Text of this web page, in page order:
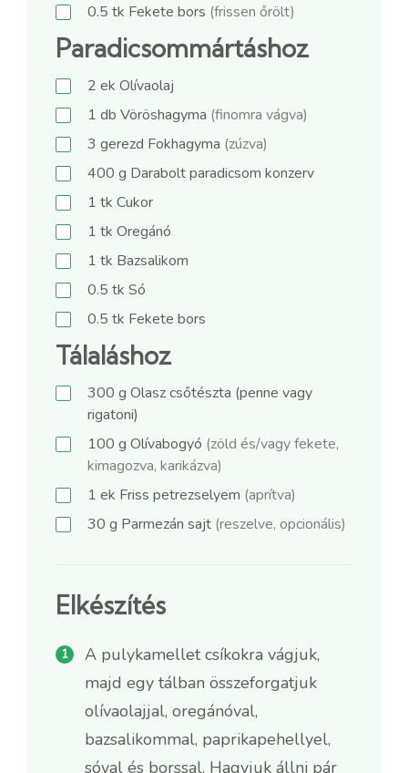
0.5 tk Fekete bors (frissen őrölt)
Paradicsommártáshoz
2 ek Olívaolaj
1 db Vöröshagyma (finomra vágva)
3 gerezd Fokhagyma (zúzva)
400 g Darabolt paradicsom konzerv
1 tk Cukor
1 tk Oregánó
1 tk Bazsalikom
0.5 tk Só
0.5 tk Fekete bors
Tálaláshoz
300 g Olasz csőtészta (penne vagy
rigatoni)
100 g Olívabogyó (zöld és/vagy fekete,
kimagozva, karikázva)
1 ek Friss petrezselyem (aprítva)
30 g Parmezán sajt (reszelve, opcionális)
Elkészítés
A pulykamellet csíkokra vágjuk,
majd egy tálban összeforgatjuk
olívaolajjal, oregánóval,
bazsalikommal, paprikapehellyel,
sóval és borssal. Hagyjuk állni pár